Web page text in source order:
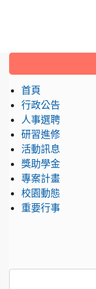
:::
首頁
行政公告
人事選聘
研習進修
活動訊息
獎助學金
專案計畫
校園動態
重要行事